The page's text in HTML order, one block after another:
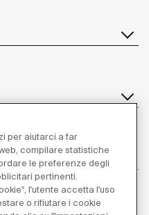
per aiutarci a far
compilare statistiche
le preferenze degli
pertinenti.
l'utente accetta l'uso
o rifiutare i cookie